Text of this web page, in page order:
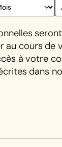
au cours de
à votre
dans